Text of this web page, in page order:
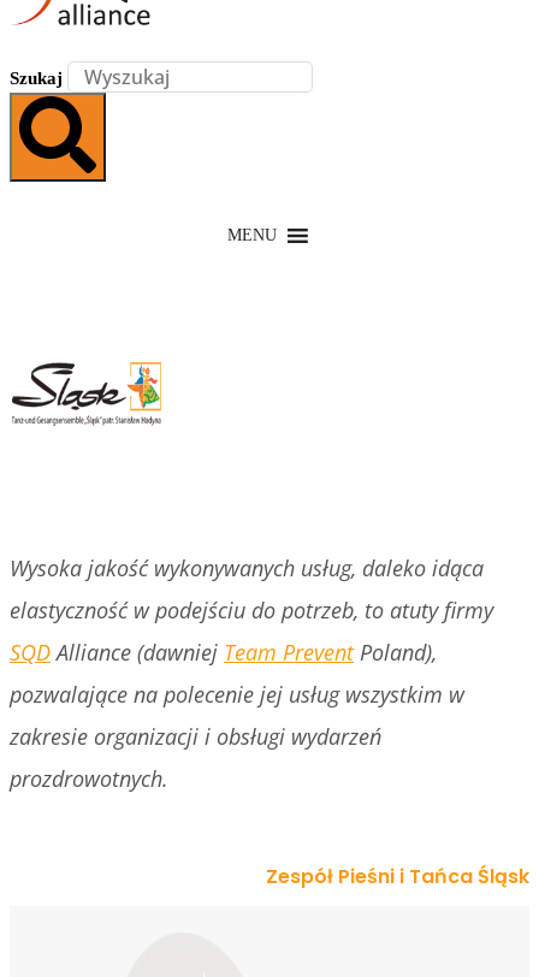
Szukaj
MENU
Wysoka jakość wykonywanych usług, daleko idąca
elastyczność w podejściu do potrzeb, to atuty firmy
SQDAlliance (dawniej Team PreventPoland),
pozwalające na polecenie jej usług wszystkim w
zakresie organizacji i obsługi wydarzeń
prozdrowotnych.
Zespół Pieśni i Tańca Śląsk